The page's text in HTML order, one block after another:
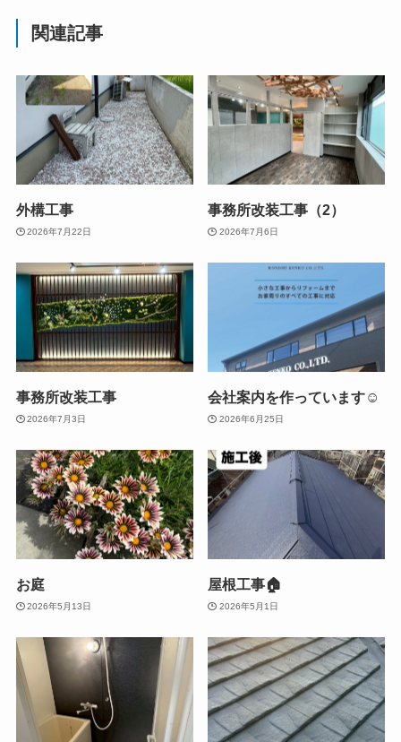
関連記事
外構工事
2026年7月22日
事務所改装工事（2）
2026年7月6日
事務所改装工事
2026年7月3日
会社案内を作っています☺
2026年6月25日
お庭
2026年5月13日
屋根工事🏠
2026年5月1日